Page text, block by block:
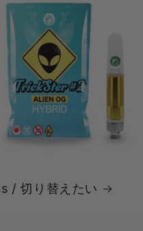
/ 切り替えたい